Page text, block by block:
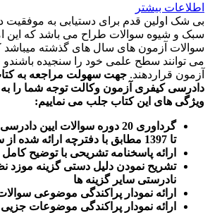
اطلاعات بیشتر
بی شک اولین قدم برای دستیابی به موفقیت
سبک و شیوه سوالات طراح می باشد که این
سوالات آزمون های سال های گذشته میباشد
می توانند سطح علمی خود را سنجیده
آزمون قراردهند.
دادرسی کیفری آزمون وکالت توجه شما را
ویژگی های این کتاب جلب می نماییم:
تا 1397 مطابق با دفترچه ارائه شده از سوی سازمان سنجش
ارائه پاسخنامه تشریحی با توضیح
تشریح نمودن دلیل دستی گزینه موزد
نادرستی سایر گزینه ها
ارائه نمودار پراکندگی موضوعی
رائه نمودار پراکندگی موضوعات جزیی